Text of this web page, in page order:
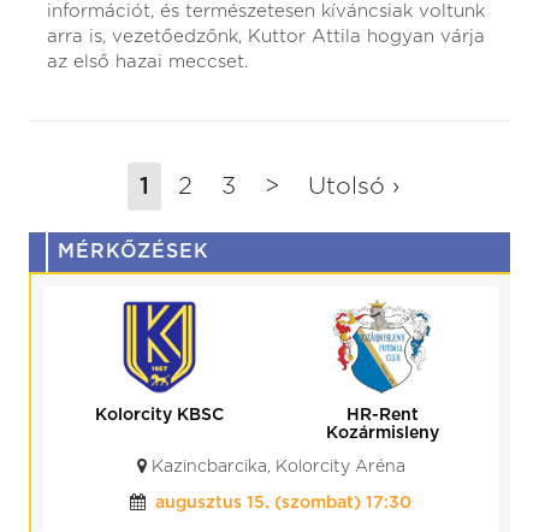
információt, és természetesen kíváncsiak voltunk
arra is, vezetőedzőnk, Kuttor Attila hogyan várja
az első hazai meccset.
1 2 3 > Utolsó ›
MÉRKŐZÉSEK
Kolorcity KBSC
HR-Rent
Kozármisleny
Kazincbarcika, Kolorcity Aréna
augusztus 15. (szombat) 17:30